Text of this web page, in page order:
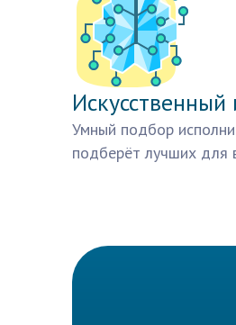
Искусственный
Умный подбор
подберёт лучших для